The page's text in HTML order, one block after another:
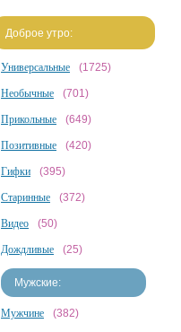
Доброе утро:
Универсальные (1725)
Необычные (701)
Прикольные (649)
Позитивные (420)
Гифки (395)
Старинные (372)
Видео (50)
Дождливые (25)
Мужские:
Мужчине (382)